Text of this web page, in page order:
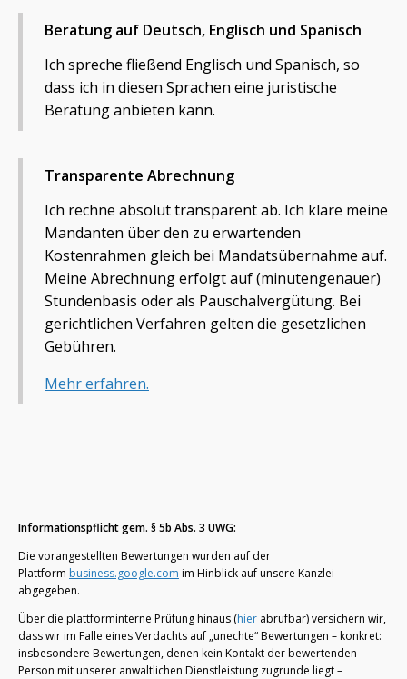
Beratung auf Deutsch, Englisch und Spanisch
Ich spreche fließend Englisch und Spanisch, so
dass ich in diesen Sprachen eine juristische
Beratung anbieten kann.
Transparente Abrechnung
Ich rechne absolut transparent ab. Ich kläre meine
Mandanten über den zu erwartenden
Kostenrahmen gleich bei Mandatsübernahme auf.
Meine Abrechnung erfolgt auf (minutengenauer)
Stundenbasis oder als Pauschalvergütung. Bei
gerichtlichen Verfahren gelten die gesetzlichen
Gebühren.
Mehr erfahren.
Informationspflicht gem. § 5b Abs. 3 UWG:
Die vorangestellten Bewertungen wurden auf der
Plattform business.google.com im Hinblick auf unsere Kanzlei
abgegeben.
Über die plattforminterne Prüfung hinaus (hier abrufbar) versichern wir,
dass wir im Falle eines Verdachts auf „unechte“ Bewertungen – konkret:
insbesondere Bewertungen, denen kein Kontakt der bewertenden
Person mit unserer anwaltlichen Dienstleistung zugrunde liegt –